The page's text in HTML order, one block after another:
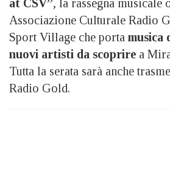
at CSV”, la rassegna musicale
Associazione Culturale Radio
Sport Village che porta musica
nuovi artisti da scoprire a
Tutta la serata sarà anche
Radio Gold.